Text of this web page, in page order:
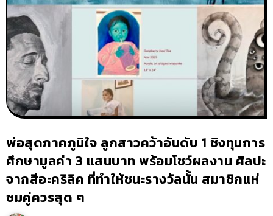
พ่อสุดภาคภูมิใจ ลูกสาวคว้าอันดับ 1 ชิงทุนการ
ศึกษามูลค่า 3 แสนบาท พร้อมโชว์ผลงาน ศิลปะ
จากสีอะคริลิค ที่ทำให้ชนะรางวัลนั้น สมาชิกแห่
ชมคู่ควรสุด ๆ